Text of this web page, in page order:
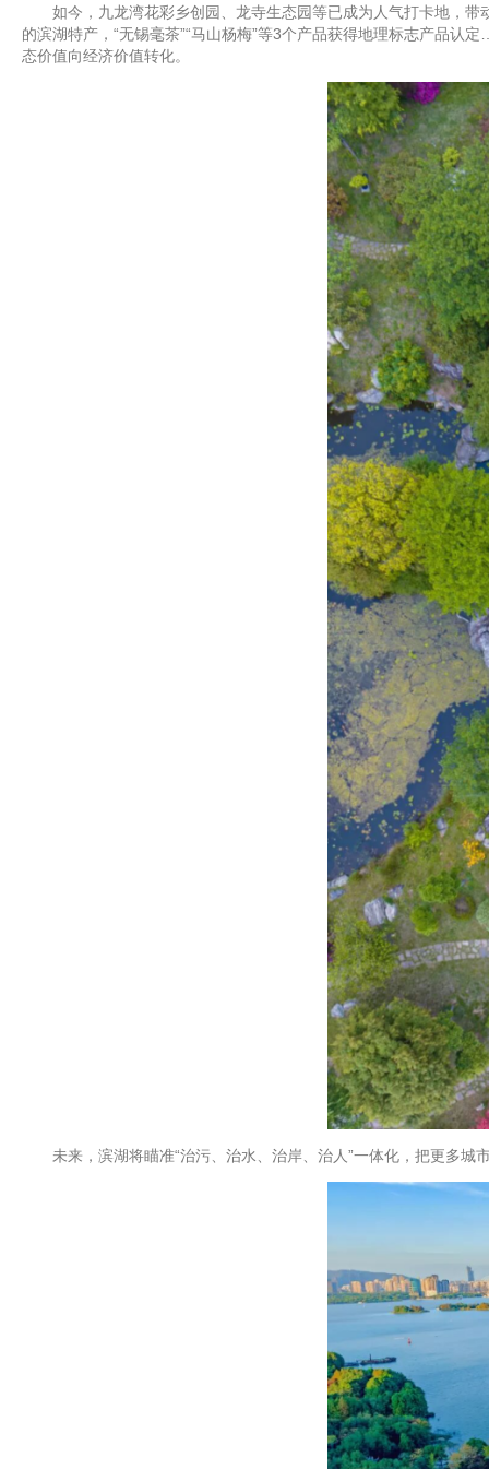
如今，九龙湾花彩乡创园、龙寺生态园等已成为人气打卡地，带动
的滨湖特产，“无锡毫茶”“马山杨梅”等3个产品获得地理标志产品
态价值向经济价值转化。
未来，滨湖将瞄准“治污、治水、治岸、治人”一体化，把更多城